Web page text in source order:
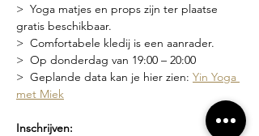
>  Yoga matjes en props zijn ter plaatse
gratis beschikbaar.
>  Comfortabele kledij is een aanrader.
>  Op donderdag van 19:00 – 20:00
>  Geplande data kan je hier zien: Yin Yoga
met Miek
Inschrijven: